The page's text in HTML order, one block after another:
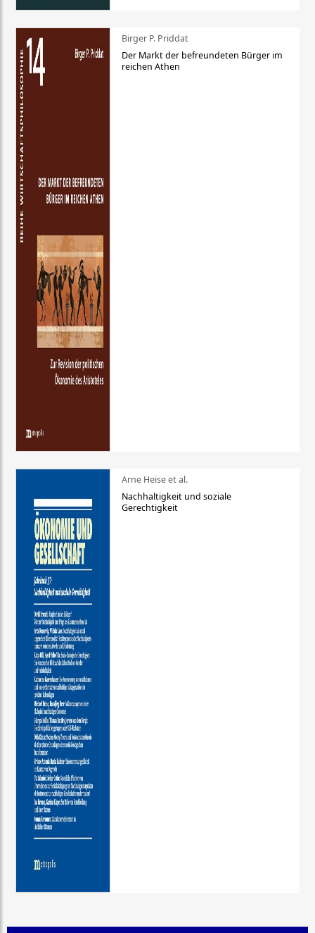
Birger P. Priddat
Der Markt der befreundeten Bürger im
reichen Athen
Arne Heise et al.
Nachhaltigkeit und soziale
Gerechtigkeit